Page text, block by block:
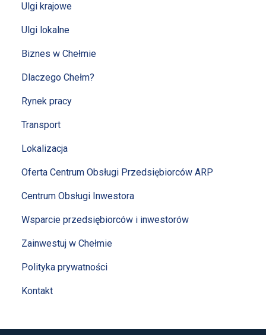
Ulgi krajowe
Ulgi lokalne
Biznes w Chełmie
Dlaczego Chełm?
Rynek pracy
Transport
Lokalizacja
Oferta Centrum Obsługi Przedsiębiorców ARP
Centrum Obsługi Inwestora
Wsparcie przedsiębiorców i inwestorów
Zainwestuj w Chełmie
Polityka prywatności
Kontakt